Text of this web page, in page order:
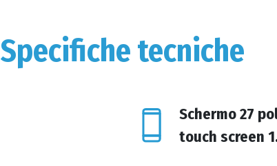
Specifiche tecniche
Schermo 27
touch screen